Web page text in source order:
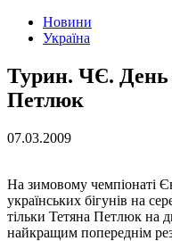
Новини
Україна
Турин. ЧЄ. День
Петлюк
07.03.2009
На зимовому чемпіонаті
українських бігунів на
тільки Тетяна Петлюк на
найкращим попереднім